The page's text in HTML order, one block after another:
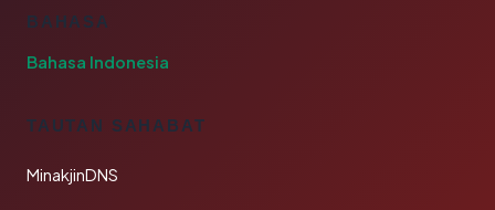
BAHASA
Bahasa Indonesia
TAUTAN SAHABAT
MinakjinDNS